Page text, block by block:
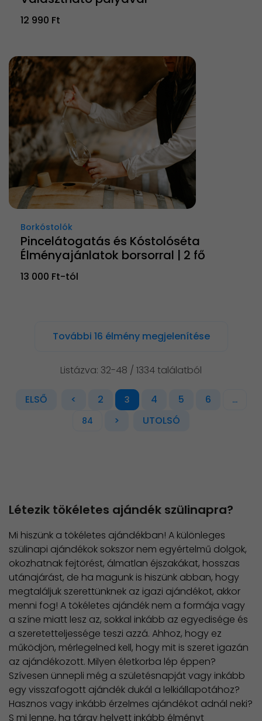
12 990 Ft
Borkóstolók
Pincelátogatás és Kóstolóséta
Élményajánlatok borsorral | 2 fő
13 000 Ft-tól
További 16 élmény megjelenítése
Listázva: 32-48 / 1334 találatból
ELSŐ < 2 3 4 5 6
...
84
> UTOLSÓ
Létezik tökéletes ajándék szülinapra?
Mi hiszünk a tökéletes ajándékban! A különleges
szülinapi ajándékok sokszor nem egyértelmű dolgok,
okozhatnak fejtörést, álmatlan éjszakákat, hosszas
utánajárást, de ha magunk is hiszünk abban, hogy
megtaláljuk szerettünknek az igazi ajándékot, akkor
menni fog! A tökéletes ajándék nem a formája vagy
a színe miatt lesz az, sokkal inkább az egyedisége és
a szeretetteljessége teszi azzá. Ahhoz, hogy ez
működjön, mérlegelned kell, hogy mit is szeret igazán
az ajándékozott. Milyen életkorba lép éppen?
Szívesen ünnepli még a születésnapját vagy inkább
egy visszafogott ajándék dukál a lelkiállapotához?
Hasznos vagy inkább érzelmes ajándékot adnál neki?
S mi lenne, ha tárgy helyett inkább élményt